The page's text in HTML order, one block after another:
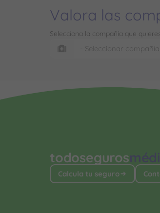
Valora las
Selecciona la compañía que
todoseguros
Calcula tu seguro